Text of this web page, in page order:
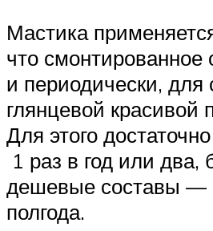
Мастика
что смонтированное
и периодически, для
глянцевой красивой
Для этого
1 раз в год или два,
дешевые составы
полгода.